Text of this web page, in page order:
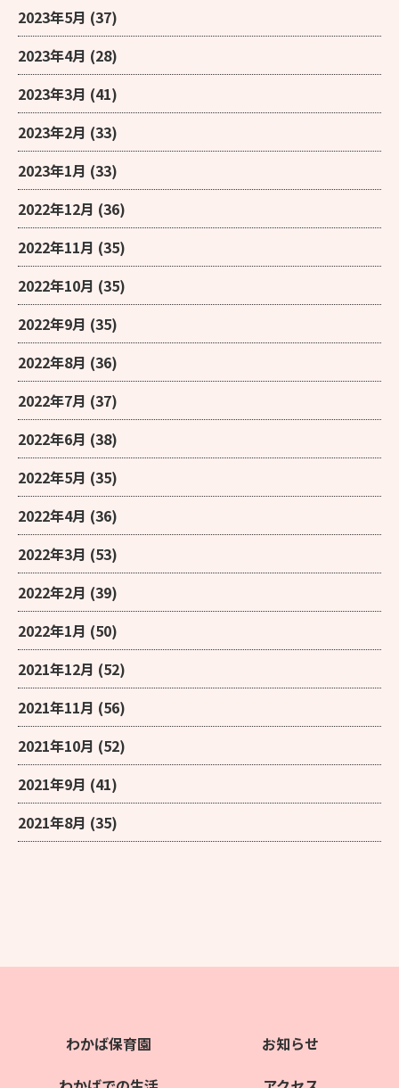
2023年5月 (37)
2023年4月 (28)
2023年3月 (41)
2023年2月 (33)
2023年1月 (33)
2022年12月 (36)
2022年11月 (35)
2022年10月 (35)
2022年9月 (35)
2022年8月 (36)
2022年7月 (37)
2022年6月 (38)
2022年5月 (35)
2022年4月 (36)
2022年3月 (53)
2022年2月 (39)
2022年1月 (50)
2021年12月 (52)
2021年11月 (56)
2021年10月 (52)
2021年9月 (41)
2021年8月 (35)
わかば保育園
お知らせ